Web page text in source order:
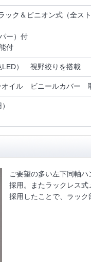
ク＆ピニオン式（全ス
ー）付
付
LED） 視野絞りを搭載
イル ビニールカバー
ご要望の多い左下同軸
採用。またラックレス
採用したことで、ラッ